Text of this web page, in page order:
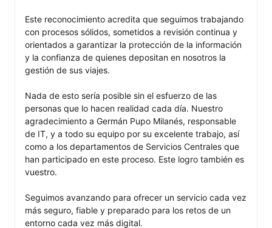
Este reconocimiento acredita que seguimos trabajando
con procesos sólidos, sometidos a revisión continua y
orientados a garantizar la protección de la información
y la confianza de quienes depositan en nosotros la
gestión de sus viajes.
Nada de esto sería posible sin el esfuerzo de las
personas que lo hacen realidad cada día. Nuestro
agradecimiento a Germán Pupo Milanés, responsable
de IT, y a todo su equipo por su excelente trabajo, así
como a los departamentos de Servicios Centrales que
han participado en este proceso. Este logro también es
vuestro.
Seguimos avanzando para ofrecer un servicio cada vez
más seguro, fiable y preparado para los retos de un
entorno cada vez más digital.